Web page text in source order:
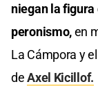
niegan la figura
peronismo,en
La Cámpora y
deAxel Kicillof.